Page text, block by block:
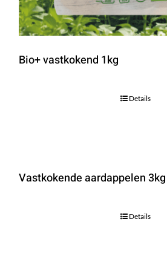
Bio+ vastkokend 1kg
Details
Vastkokende aardappelen
Details